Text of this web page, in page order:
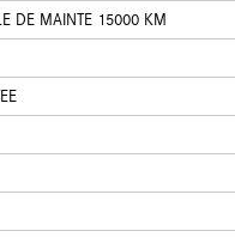
DE MAINTE 15000 KM